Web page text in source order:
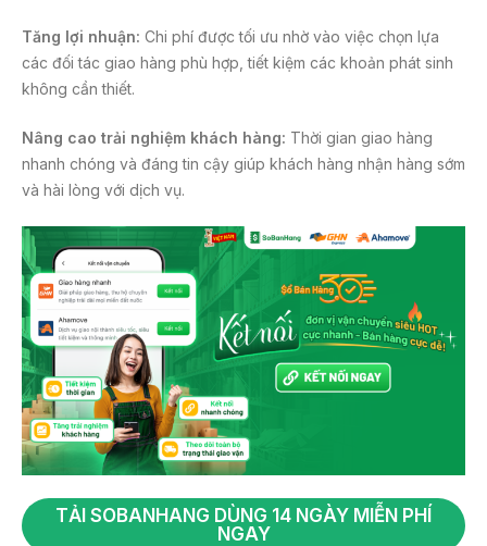
Tăng lợi nhuận: Chi phí được tối ưu nhờ vào việc chọn lựa
các đối tác giao hàng phù hợp, tiết kiệm các khoản phát sinh
không cần thiết.
Nâng cao trải nghiệm khách hàng: Thời gian giao hàng
nhanh chóng và đáng tin cậy giúp khách hàng nhận hàng sớm
và hài lòng với dịch vụ.
TẢI SOBANHANG DÙNG 14 NGÀY MIỄN PHÍ
NGAY